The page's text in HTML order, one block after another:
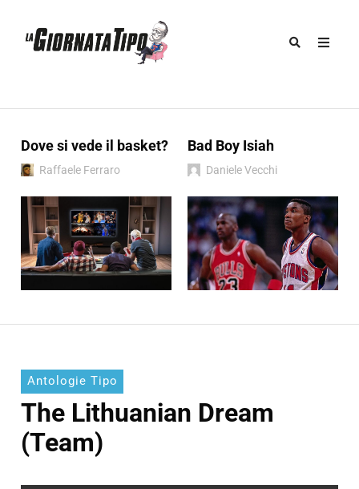
Dove si vede il basket?
Raffaele Ferraro
Bad Boy Isiah
Daniele Vecchi
Antologie Tipo
The Lithuanian Dream
(Team)